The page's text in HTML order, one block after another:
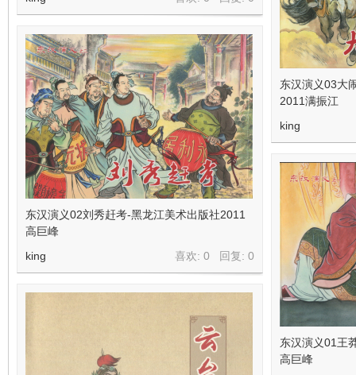
东汉演义03大
2011满振江
king
东汉演义02刘秀赶考-黑龙江美术出版社2011
高巨峰
喜欢: 0 回复: 0
king
东汉演义01王
高巨峰